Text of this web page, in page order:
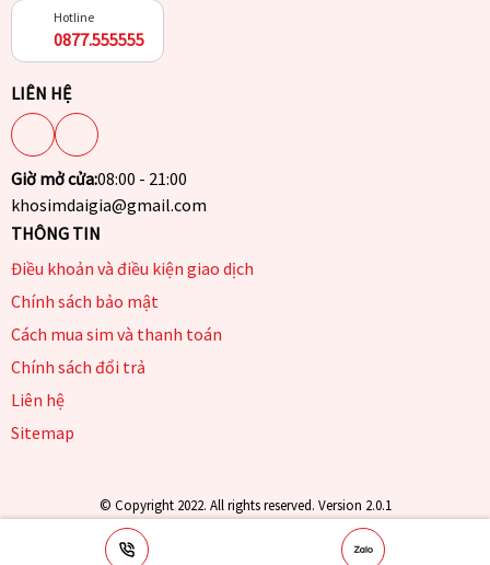
Hotline
0877.555555
LIÊN HỆ
Giờ mở cửa:08:00 - 21:00
khosimdaigia@gmail.com
THÔNG TIN
Điều khoản và điều kiện giao dịch
Chính sách bảo mật
Cách mua sim và thanh toán
Chính sách đổi trả
Liên hệ
Sitemap
© Copyright 2022. All rights reserved. Version 2.0.1